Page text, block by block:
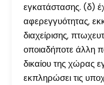
εγκατάστασης. (δ)
αφερεγγυότητας,
διαχείρισης,
οποιαδήποτε άλλη
δικαίου της χώρας
εκπληρώσει τις